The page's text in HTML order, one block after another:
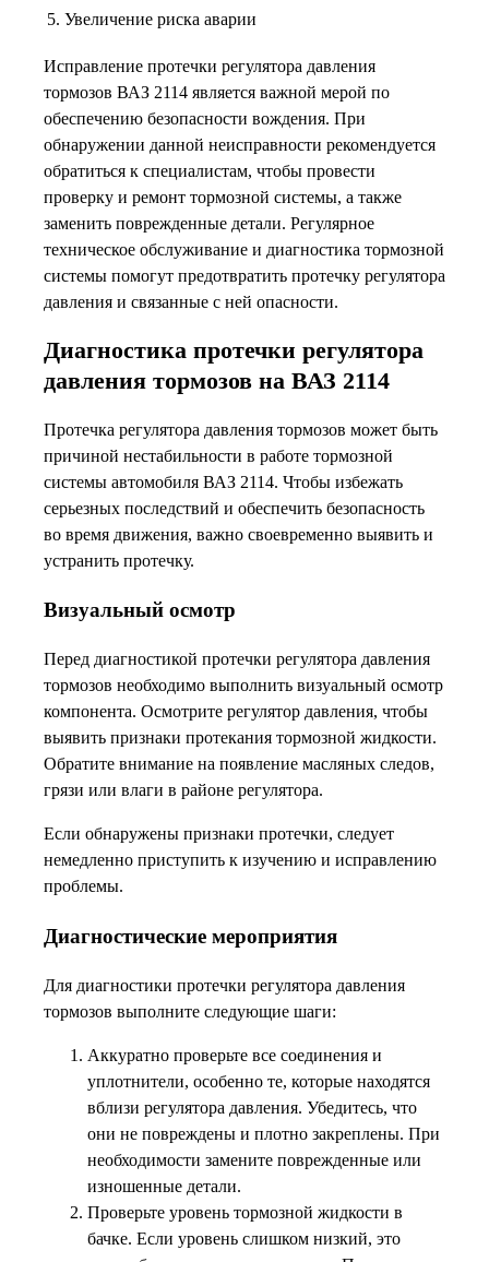
5. Увеличение риска аварии
Исправление протечки регулятора давления
тормозов ВАЗ 2114 является важной мерой по
обеспечению безопасности вождения. При
обнаружении данной неисправности рекомендуется
обратиться к специалистам, чтобы провести
проверку и ремонт тормозной системы, а также
заменить поврежденные детали. Регулярное
техническое обслуживание и диагностика тормозной
системы помогут предотвратить протечку регулятора
давления и связанные с ней опасности.
Диагностика протечки регулятора
давления тормозов на ВАЗ 2114
Протечка регулятора давления тормозов может быть
причиной нестабильности в работе тормозной
системы автомобиля ВАЗ 2114. Чтобы избежать
серьезных последствий и обеспечить безопасность
во время движения, важно своевременно выявить и
устранить протечку.
Визуальный осмотр
Перед диагностикой протечки регулятора давления
тормозов необходимо выполнить визуальный осмотр
компонента. Осмотрите регулятор давления, чтобы
выявить признаки протекания тормозной жидкости.
Обратите внимание на появление масляных следов,
грязи или влаги в районе регулятора.
Если обнаружены признаки протечки, следует
немедленно приступить к изучению и исправлению
проблемы.
Диагностические мероприятия
Для диагностики протечки регулятора давления
тормозов выполните следующие шаги:
Аккуратно проверьте все соединения и
уплотнители, особенно те, которые находятся
вблизи регулятора давления. Убедитесь, что
они не повреждены и плотно закреплены. При
необходимости замените поврежденные или
изношенные детали.
Проверьте уровень тормозной жидкости в
бачке. Если уровень слишком низкий, это